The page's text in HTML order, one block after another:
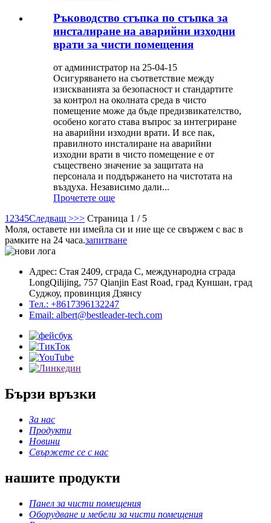
Ръководство стъпка по стъпка за
инсталиране на аварийни изходни
врати за чисти помещения
от администратор на 25-04-15
Осигуряването на съответствие между
изискванията за безопасност и стандартите
за контрол на околната среда в чисто
помещение може да бъде предизвикателство,
особено когато става въпрос за интегриране
на аварийни изходни врати. И все пак,
правилното инсталиране на аварийни
изходни врати в чисто помещение е от
съществено значение за защитата на
персонала и поддържането на чистотата на
въздуха. Независимо дали...
Прочетете още
1 2345Следващ >>> Страница 1 / 5
Моля, оставете ни имейла си и ние ще се свържем с вас в
рамките на 24 часа.запитване
Адрес: Стая 2409, сграда C, международна сграда
LongQilijing, 757 Qianjin East Road, град Куншан, град
Суджоу, провинция Дзянсу
Тел.: +8617396132247
Email: albert@bestleader-tech.com
Бързи връзки
За нас
Продукти
Новини
Свържете се с нас
нашите продукти
Панел за чисти помещения
Оборудване и мебели за чисти помещения